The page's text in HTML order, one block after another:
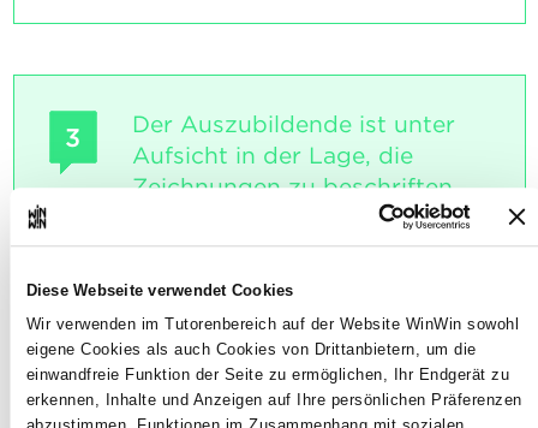
Diese Webseite verwendet Cookies
Wir verwenden im Tutorenbereich auf der Website WinWin sowohl
eigene Cookies als auch Cookies von Drittanbietern, um die
einwandfreie Funktion der Seite zu ermöglichen, Ihr Endgerät zu
erkennen, Inhalte und Anzeigen auf Ihre persönlichen Präferenzen
3
Der Auszubildende ist unter
Aufsicht in der Lage, die
Zeichnungen zu beschriften.
INDIKATOREN
Inhalt der Texte Anordnung und
Darstellung der Texte